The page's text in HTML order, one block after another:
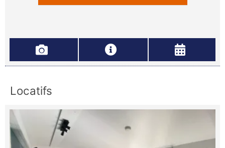
Locatifs